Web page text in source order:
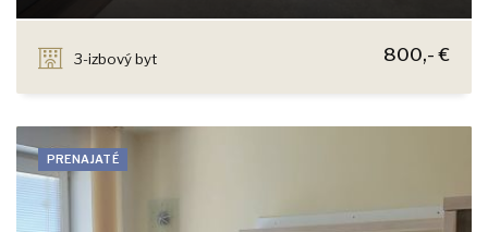
3-izbový byt
800,- €
PRENAJATÉ